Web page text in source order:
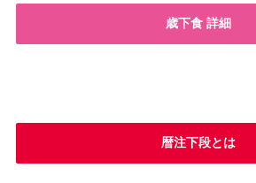
歳下食 詳細
暦注下段とは